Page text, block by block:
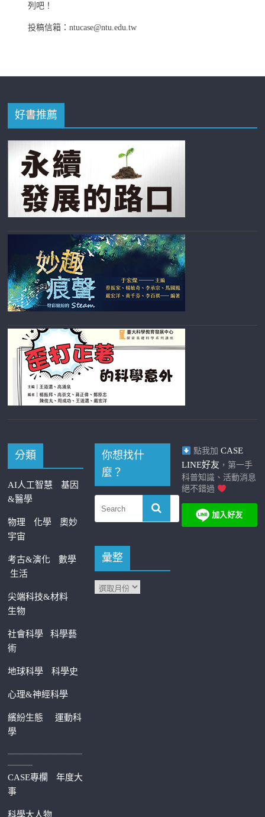
列吧！
投稿信箱：ntucase@ntu.edu.tw
好書推薦
分類
AI人工智慧
基因
&醫學
物理 化學
奧妙
宇宙
考古&演化
數學
生活
尖端科技&材料
生物
社會科學科學藝
術
地球科學 科學史
心理&神經科學
繽紛生態運動科
學
—————————
———
CASE專欄
年度大
事
科學大人物
你想找什
麼？
彙整
點我加 CASE
LINE好友 ，第一手
科普知識、活動消息
絕不錯過